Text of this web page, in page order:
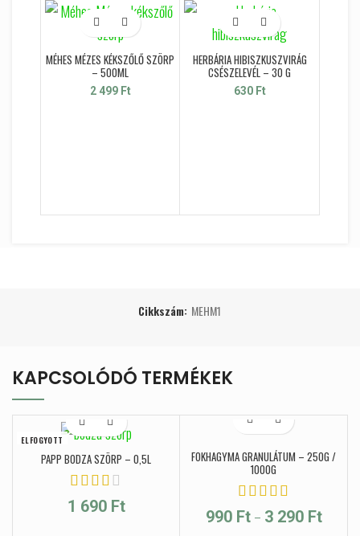
MÉHES MÉZES KÉKSZŐLŐ SZÖRP
– 500ML
2 499 Ft
HERBÁRIA HIBISZKUSZVIRÁG
CSÉSZELEVÉL – 30 G
630 Ft
Cikkszám: MEHM1
KAPCSOLÓDÓ TERMÉKEK
ELFOGYOTT
PAPP BODZA SZÖRP – 0,5L
1 690 Ft
FOKHAGYMA GRANULÁTUM – 250G /
1000G
990 Ft – 3 290 Ft